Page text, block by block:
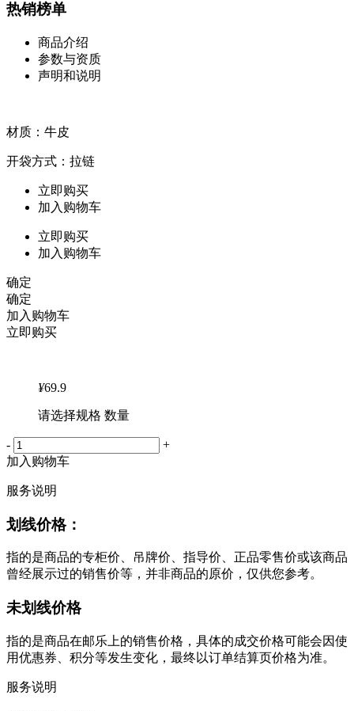
热销榜单
商品介绍
参数与资质
声明和说明
材质：牛皮
开袋方式：拉链
立即购买
加入购物车
立即购买
加入购物车
确定
确定
加入购物车
立即购买
¥69.9
请选择规格 数量
-
+
加入购物车
服务说明
划线价格：
指的是商品的专柜价、吊牌价、指导价、正品零售价或该商品
曾经展示过的销售价等，并非商品的原价，仅供您参考。
未划线价格
指的是商品在邮乐上的销售价格，具体的成交价格可能会因使
用优惠券、积分等发生变化，最终以订单结算页价格为准。
服务说明